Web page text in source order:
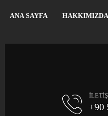
ANA SAYFA HAKKIMIZDA
+90